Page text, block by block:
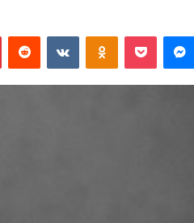
PinterestReddit VK OK Pocket